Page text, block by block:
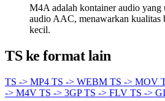
M4A adalah kontainer audio
audio AAC, menawarkan kualitas
kecil.
TS ke format lain
TS -> MP4 TS -> WEBM TS -> MOV
-> M4V TS -> 3GPTS -> FLV TS ->